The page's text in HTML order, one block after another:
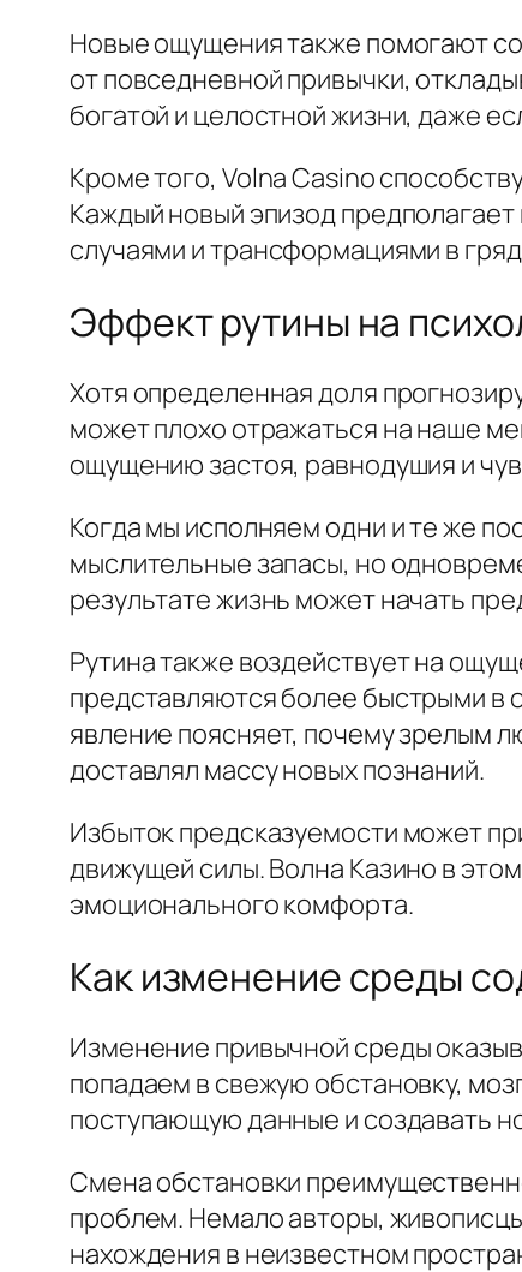
Новые ощущения также помогают
от повседневной привычки,
богатой и целостной жизни, даже
Кроме того, Volna Casino
Каждый новый эпизод
случаями и трансформациями в
Эффект рутины на
Хотя определенная доля
может плохо отражаться на наше
ощущению застоя, равнодушия и
Когда мы исполняем одни и те же
мыслительные запасы, но
результате жизнь может начать
Рутина также воздействует на
представляются более быстрыми в
явление поясняет, почему зрелым
доставлял массу новых познаний.
Избыток предсказуемости может
движущей силы. Волна Казино в
эмоционального комфорта.
Как изменение среды
Изменение привычной среды
попадаем в свежую обстановку,
поступающую данные и создавать
Смена обстановки
проблем. Немало авторы,
нахождения в неизвестном